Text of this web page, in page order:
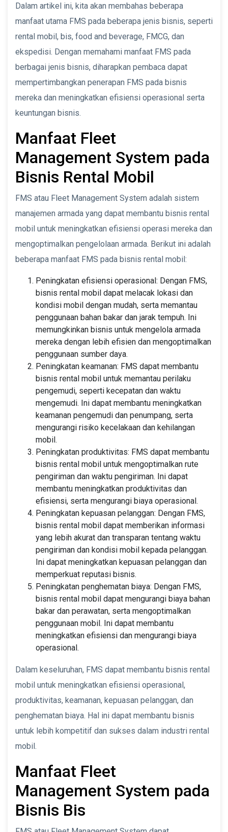
Dalam artikel ini, kita akan membahas beberapa
manfaat utama FMS pada beberapa jenis bisnis, seperti
rental mobil, bis, food and beverage, FMCG, dan
ekspedisi. Dengan memahami manfaat FMS pada
berbagai jenis bisnis, diharapkan pembaca dapat
mempertimbangkan penerapan FMS pada bisnis
mereka dan meningkatkan efisiensi operasional serta
keuntungan bisnis.
Manfaat Fleet
Management System pada
Bisnis Rental Mobil
FMS atau Fleet Management System adalah sistem
manajemen armada yang dapat membantu bisnis rental
mobil untuk meningkatkan efisiensi operasi mereka dan
mengoptimalkan pengelolaan armada. Berikut ini adalah
beberapa manfaat FMS pada bisnis rental mobil:
Peningkatan efisiensi operasional: Dengan FMS,
bisnis rental mobil dapat melacak lokasi dan
kondisi mobil dengan mudah, serta memantau
penggunaan bahan bakar dan jarak tempuh. Ini
memungkinkan bisnis untuk mengelola armada
mereka dengan lebih efisien dan mengoptimalkan
penggunaan sumber daya.
Peningkatan keamanan: FMS dapat membantu
bisnis rental mobil untuk memantau perilaku
pengemudi, seperti kecepatan dan waktu
mengemudi. Ini dapat membantu meningkatkan
keamanan pengemudi dan penumpang, serta
mengurangi risiko kecelakaan dan kehilangan
mobil.
Peningkatan produktivitas: FMS dapat membantu
bisnis rental mobil untuk mengoptimalkan rute
pengiriman dan waktu pengiriman. Ini dapat
membantu meningkatkan produktivitas dan
efisiensi, serta mengurangi biaya operasional.
Peningkatan kepuasan pelanggan: Dengan FMS,
bisnis rental mobil dapat memberikan informasi
yang lebih akurat dan transparan tentang waktu
pengiriman dan kondisi mobil kepada pelanggan.
Ini dapat meningkatkan kepuasan pelanggan dan
memperkuat reputasi bisnis.
Peningkatan penghematan biaya: Dengan FMS,
bisnis rental mobil dapat mengurangi biaya bahan
bakar dan perawatan, serta mengoptimalkan
penggunaan mobil. Ini dapat membantu
meningkatkan efisiensi dan mengurangi biaya
operasional.
Dalam keseluruhan, FMS dapat membantu bisnis rental
mobil untuk meningkatkan efisiensi operasional,
produktivitas, keamanan, kepuasan pelanggan, dan
penghematan biaya. Hal ini dapat membantu bisnis
untuk lebih kompetitif dan sukses dalam industri rental
mobil.
Manfaat Fleet
Management System pada
Bisnis Bis